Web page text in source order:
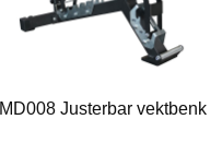
MD008 Justerbar vektbenk